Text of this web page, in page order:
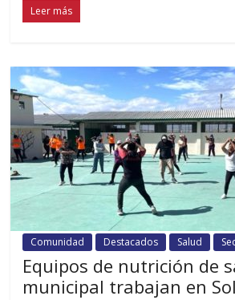
Leer más
Comunidad Destacados Salud
Equipos de nutrición de
municipal trabajan en